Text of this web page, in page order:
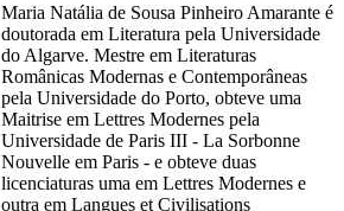
Maria Natália de Sousa Pinheiro Amarante é
doutorada em Literatura pela Universidade
do Algarve. Mestre em Literaturas
Românicas Modernas e Contemporâneas
pela Universidade do Porto, obteve uma
Maitrise em Lettres Modernes pela
Universidade de Paris III - La Sorbonne
Nouvelle em Paris - e obteve duas
licenciaturas uma em Lettres Modernes e
outra em Langues et Civilisations